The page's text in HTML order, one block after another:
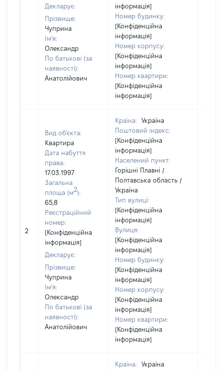
Декларує:
Прізвище:
Чуприна
Ім'я:
Олександр
По батькові (за
наявності):
Анатолійович
інформація]
Номер будинку:
[Конфіденційна
інформація]
Номер корпусу:
[Конфіденційна
інформація]
Номер квартири:
[Конфіденційна
інформація]
2
Вид об'єкта:
Квартира
Дата набуття
права:
17.03.1997
Загальна
площа (м2):
65,8
Реєстраційний
номер:
[Конфіденційна
інформація]
Декларує:
Прізвище:
Чуприна
Ім'я:
Олександр
По батькові (за
наявності):
Анатолійович
Країна:
Україна
Поштовий індекс:
[Конфіденційна
інформація]
Населений пункт:
Горішні Плавні /
Полтавська область /
Україна
Тип вулиці:
[Конфіденційна
інформація]
Вулиця:
[Конфіденційна
інформація]
Номер будинку:
[Конфіденційна
інформація]
Номер корпусу:
[Конфіденційна
інформація]
Номер квартири:
[Конфіденційна
інформація]
Країна:
Україна